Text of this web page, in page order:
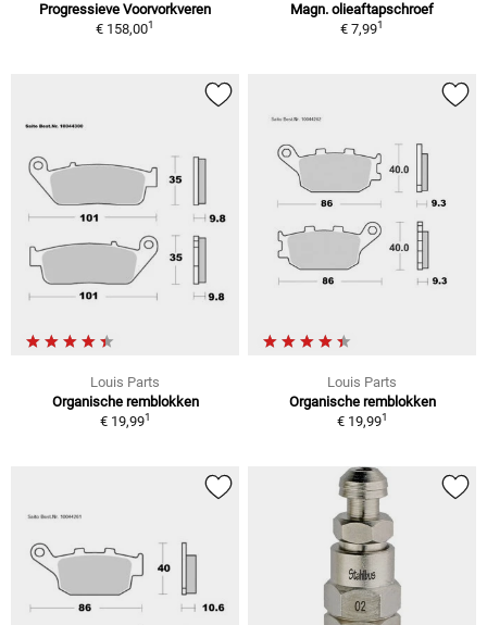
Progressieve Voorvorkveren
€ 158,001
Magn. olieaftapschroef
€ 7,991
Louis Parts
Organische remblokken
€ 19,991
Louis Parts
Organische remblokken
€ 19,991